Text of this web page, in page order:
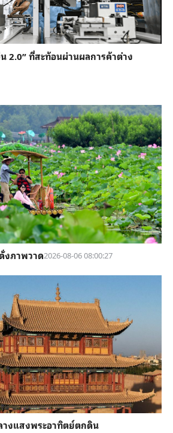
2.0” ที่สะท้อนผ่านผลการค้าต่าง
งภาพวาด2026-08-06 08:00:27
างแสงพระอาทิตย์ตกดิน